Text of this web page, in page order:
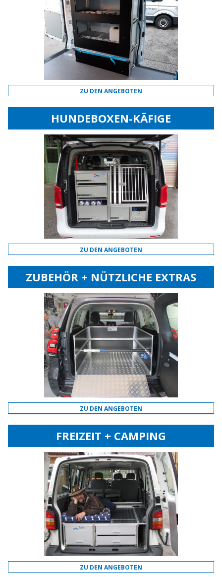
ZU DEN ANGEBOTEN
HUNDEBOXEN-KÄFIGE
ZU DEN ANGEBOTEN
ZUBEHÖR + NÜTZLICHE EXTRAS
ZU DEN ANGEBOTEN
FREIZEIT + CAMPING
ZU DEN ANGEBOTEN